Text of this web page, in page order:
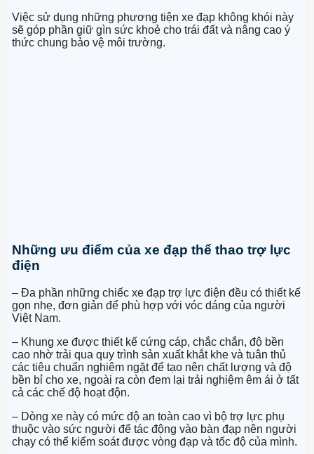
Việc sử dụng những phương tiện xe đạp không khói này
sẽ góp phần giữ gìn sức khoẻ cho trái đất và nâng cao ý
thức chung bảo vệ môi trường.
Những ưu điểm của xe đạp thể thao trợ lực
điện
– Đa phần những chiếc xe đạp trợ lực điện đều có thiết kế
gọn nhẹ, đơn giản để phù hợp với vóc dáng của người
Việt Nam.
– Khung xe được thiết kế cứng cáp, chắc chắn, độ bền
cao nhờ trải qua quy trình sản xuất khắt khe và tuân thủ
các tiêu chuẩn nghiêm ngặt để tạo nên chất lượng và độ
bền bỉ cho xe, ngoài ra còn đem lại trải nghiệm êm ái ở tất
cả các chế độ hoạt độn.
– Dòng xe này có mức độ an toàn cao vì bộ trợ lực phụ
thuộc vào sức người để tác động vào bàn đạp nên người
chạy có thể kiểm soát được vòng đạp và tốc độ của mình.